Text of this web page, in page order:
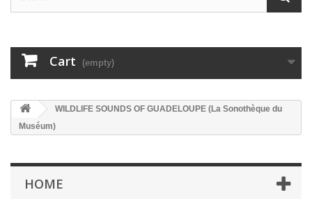
Cart (empty)
WILDLIFE SOUNDS OF GUADELOUPE (La Sonothèque du
Muséum)
HOME